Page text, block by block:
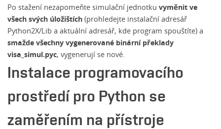
Po stažení nezapomeňte simulační jednotku vyměnit ve
všech svých úložištích (prohledejte instalační adresář
Python2X/Lib a aktuální adresář, kde program spouštíte) a
smažde všechny vygenerované binární překlady
visa_simul.pyc, vygenerují se nové.
Instalace programovacího
prostředí pro Python se
zaměřením na přístroje